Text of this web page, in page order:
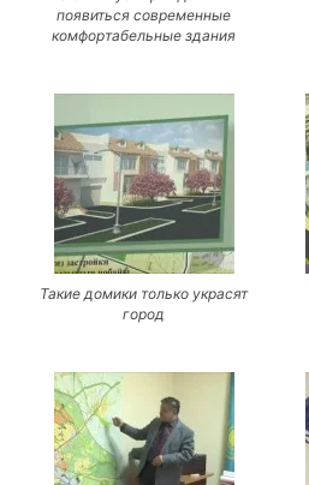
появиться современные
комфортабельные здания
Такие домики только украсят
город